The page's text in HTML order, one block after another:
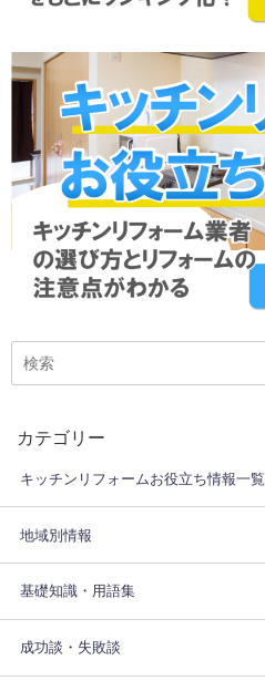
カテゴリー
キッチンリフォームお役立ち情報一覧
地域別情報
基礎知識・用語集
成功談・失敗談